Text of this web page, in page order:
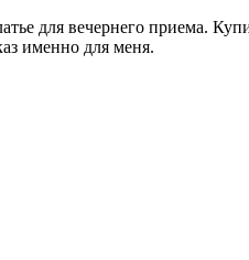
для вечернего приема.
именно для меня.